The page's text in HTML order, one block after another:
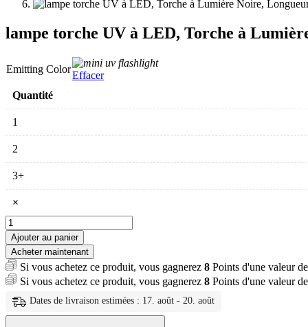
lampe torche UV à LED, Torche à
Emitting Color
Effacer
Quantité
1
2
3+
×
quantité
de
lampe
torche
UV
à
LED,
Torche
à
Ajouter au panier
Acheter maintenant
Si vous achetez ce produit, vous gagnerez 8 Points d'une valeur de
Si vous achetez ce produit, vous gagnerez 8 Points d'une valeur de
Dates de livraison estimées : 17. août - 20. août